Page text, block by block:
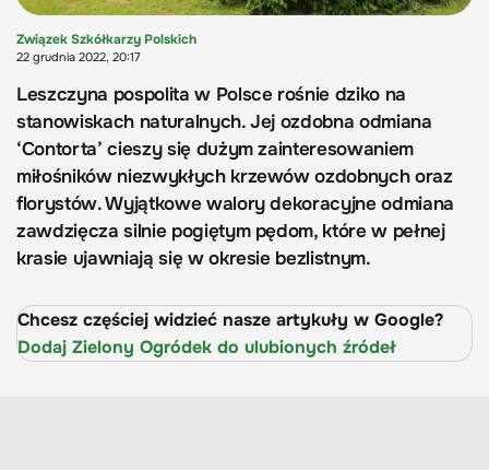
Związek Szkółkarzy Polskich
22 grudnia 2022, 20:17
Leszczyna pospolita w Polsce rośnie dziko na
stanowiskach naturalnych. Jej ozdobna odmiana
‘Contorta’ cieszy się dużym zainteresowaniem
miłośników niezwykłych krzewów ozdobnych oraz
florystów. Wyjątkowe walory dekoracyjne odmiana
zawdzięcza silnie pogiętym pędom, które w pełnej
krasie ujawniają się w okresie bezlistnym.
Chcesz częściej widzieć nasze artykuły w Google?
Dodaj Zielony Ogródek do ulubionych źródeł